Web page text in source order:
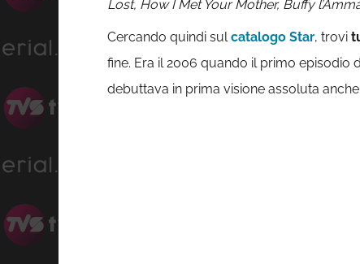
Lost, How I Met Your Mother, Buffy
Cercando quindi sulcatalogo Star, trovi
fine. Era il 2006 quando il primo episodio
debuttava in prima visione assoluta